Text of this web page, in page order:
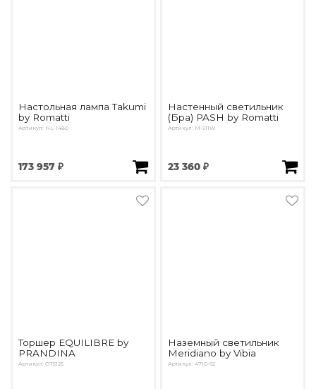
Настольная лампа Takumi
by Romatti
Артикул: NL-1480
173 957 ₽
Настенный светильник
(Бра) PASH by Romatti
Артикул: M-911W
23 360 ₽
Торшер EQUILIBRE by
PRANDINA
Артикул: OT5126
Наземный светильник
Meridiano by Vibia
Артикул: 4710-62